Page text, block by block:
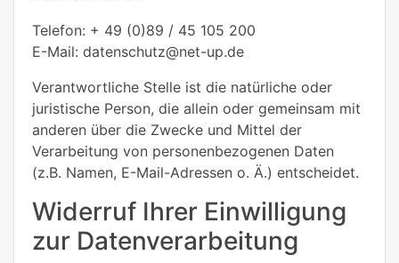
Telefon: + 49 (0)89 / 45 105 200
E-Mail: datenschutz@net-up.de
Verantwortliche Stelle ist die natürliche oder
juristische Person, die allein oder gemeinsam mit
anderen über die Zwecke und Mittel der
Verarbeitung von personenbezogenen Daten
(z.B. Namen, E-Mail-Adressen o. Ä.) entscheidet.
Widerruf Ihrer Einwilligung
zur Datenverarbeitung